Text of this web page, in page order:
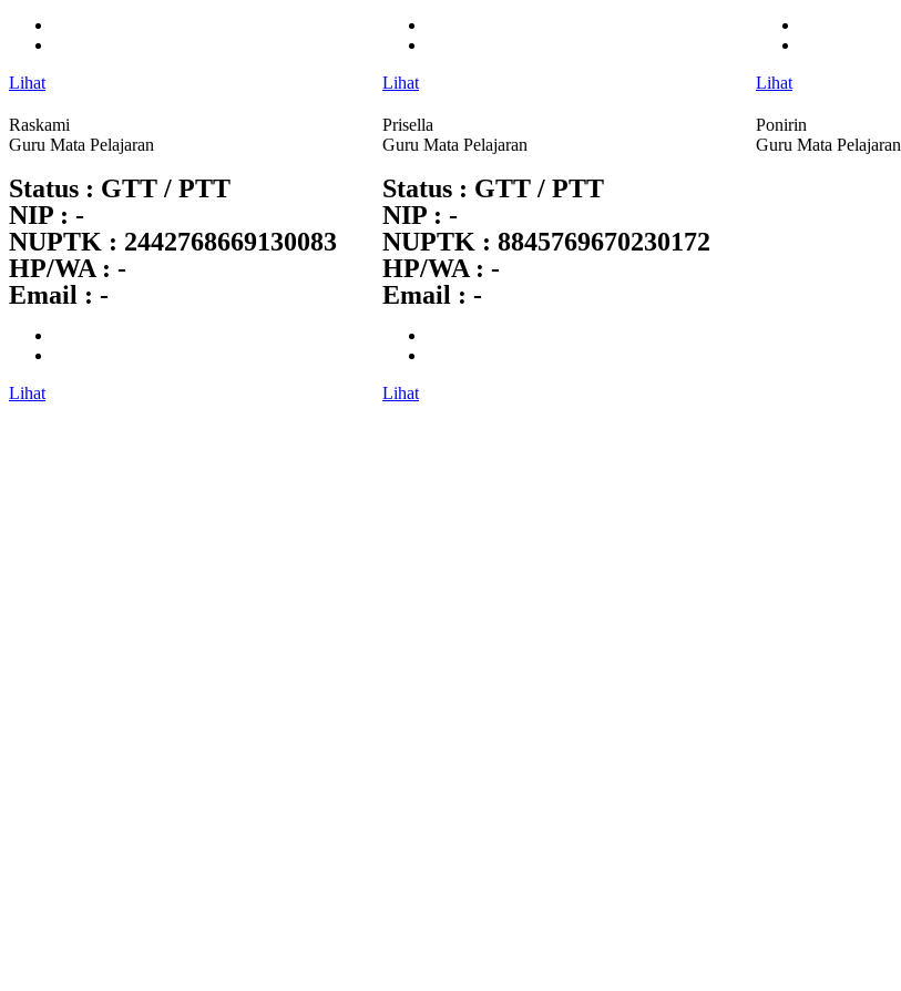
Lihat Lihat Lihat
Raskami
Guru Mata Pelajaran
Status : GTT / PTT
NIP : -
NUPTK : 2442768669130083
HP/WA : -
Email : -
Lihat
Prisella
Guru Mata Pelajaran
Status : GTT / PTT
NIP : -
NUPTK : 8845769670230172
HP/WA : -
Email : -
Lihat
Ponirin
Guru Mata Pelajaran